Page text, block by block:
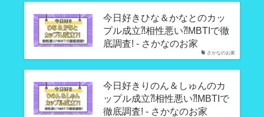
さかなのお家
今日好きひな＆かなとのカッ
プル成立⁈相性悪い⁈MBTIで徹
底調査! - さかなのお家
今日好きりのん＆しゅんのカ
ップル成立⁈相性悪い⁈MBTIで
徹底調査! - さかなのお家